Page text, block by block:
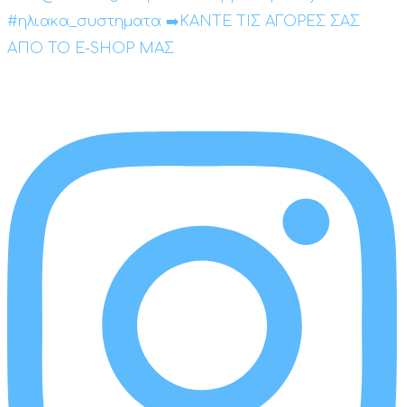
#ηλιακα_συστηματα ➡️ΚΑΝΤΕ ΤΙΣ ΑΓΟΡΕΣ ΣΑΣ
ΑΠΟ ΤΟ E-SHOP ΜΑΣ